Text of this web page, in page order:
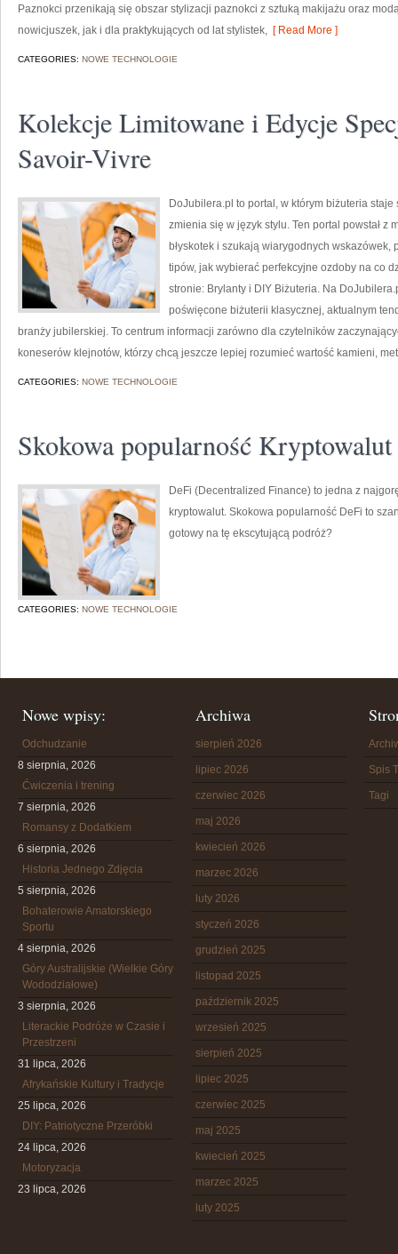
Paznokci przenikają się obszar stylizacji paznokci z sztuką makijażu oraz
nowicjuszek, jak i dla praktykujących od lat stylistek, [ Read More ]
CATEGORIES: NOWE TECHNOLOGIE
Kolekcje Limitowane i Edycje
Savoir-Vivre
DoJubilera.pl to portal, w którym biżuteria
zmienia się w język stylu. Ten portal powstał z
błyskotek i szukają wiarygodnych wskazówek,
tipów, jak wybierać perfekcyjne ozdoby na co
stronie: Brylanty i DIY Biżuteria. Na
poświęcone biżuterii klasycznej, aktualnym
branży jubilerskiej. To centrum informacji zarówno dla czytelników
koneserów klejnotów, którzy chcą jeszcze lepiej rozumieć wartość kamieni,
CATEGORIES: NOWE TECHNOLOGIE
Skokowa popularność
DeFi (Decentralized Finance) to jedna z
kryptowalut. Skokowa popularność DeFi to
gotowy na tę ekscytującą podróż?
CATEGORIES: NOWE TECHNOLOGIE
Nowe wpisy:
Odchudzanie
8 sierpnia, 2026
Ćwiczenia i trening
7 sierpnia, 2026
Romansy z Dodatkiem
6 sierpnia, 2026
Historia Jednego Zdjęcia
5 sierpnia, 2026
Bohaterowie Amatorskiego
Sportu
4 sierpnia, 2026
Góry Australijskie (Wielkie Góry
Wododziałowe)
3 sierpnia, 2026
Literackie Podróże w Czasie i
Przestrzeni
31 lipca, 2026
Afrykańskie Kultury i Tradycje
25 lipca, 2026
DIY: Patriotyczne Przeróbki
24 lipca, 2026
Motoryzacja
23 lipca, 2026
Archiwa
sierpień 2026
lipiec 2026
czerwiec 2026
maj 2026
kwiecień 2026
marzec 2026
luty 2026
styczeń 2026
grudzień 2025
listopad 2025
październik 2025
wrzesień 2025
sierpień 2025
lipiec 2025
czerwiec 2025
maj 2025
kwiecień 2025
marzec 2025
luty 2025
Spis
Tagi